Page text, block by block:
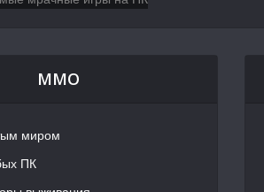
MMO
миром
ПК